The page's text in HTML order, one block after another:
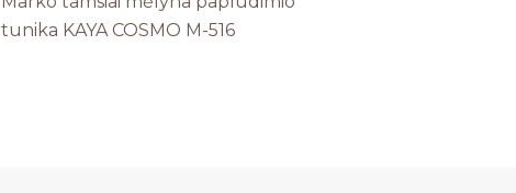
tunika KAYA COSMO M-516